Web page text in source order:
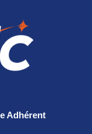
Adhérent